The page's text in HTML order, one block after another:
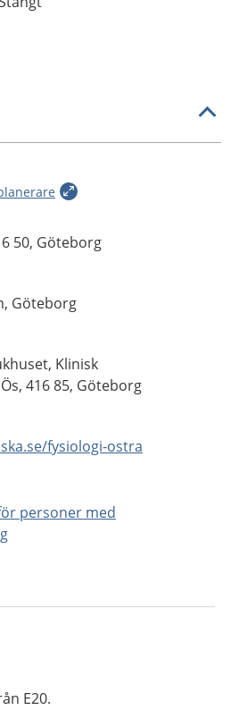
50, Göteborg
Göteborg
Klinisk
416 85, Göteborg
fysiologi-ostra
personer med
E20.